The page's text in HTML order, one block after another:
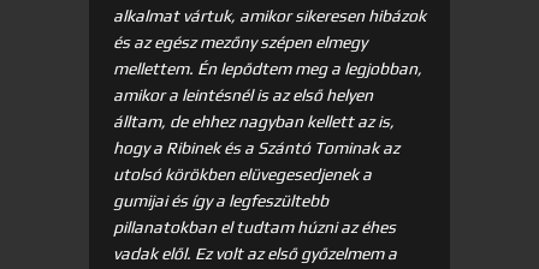
alkalmat vártuk, amikor sikeresen hibázok
és az egész mezőny szépen elmegy
mellettem. Én lepődtem meg a legjobban,
amikor a leintésnél is az első helyen
álltam, de ehhez nagyban kellett az is,
hogy a Ribinek és a Szántó Tominak az
utolsó körökben elüvegesedjenek a
gumijai és így a legfeszültebb
pillanatokban el tudtam húzni az éhes
vadak elől. Ez volt az első győzelmem a